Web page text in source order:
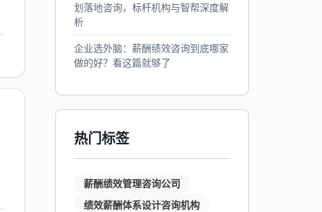
划落地咨询，标杆机构与智帮深度解
析
企业选外脑：薪酬绩效咨询到底哪家
做的好？看这篇就够了
热门标签
薪酬绩效管理咨询公司
绩效薪酬体系设计咨询机构